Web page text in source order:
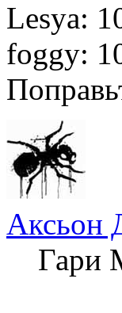
Lesya:
foggy:
Аксьон
Гари